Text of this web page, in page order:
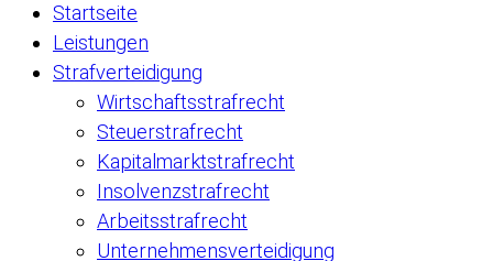
Startseite
Leistungen
Strafverteidigung
Wirtschaftsstrafrecht
Steuerstrafrecht
Kapitalmarktstrafrecht
Insolvenzstrafrecht
Arbeitsstrafrecht
Unternehmensverteidigung